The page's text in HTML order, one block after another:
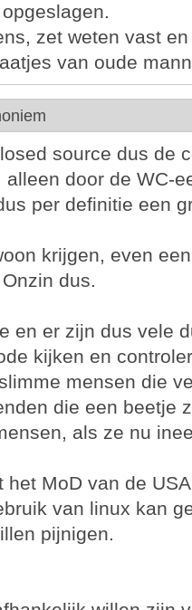
zet weten vast
van oude
source dus de
door de WC-
per definitie een
krijgen, even
dus.
en er zijn dus vele
kijken en
mensen die
die een beetje
als ze nu
het MoD van de
van linux kan
pijnigen.